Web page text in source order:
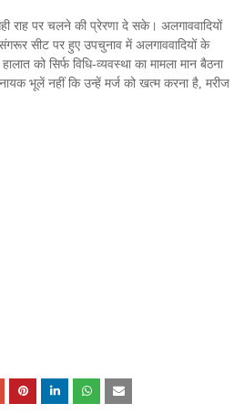
राह पर चलने की प्रेरणा दे सके। अलगाववादियों
सीट पर हुए उपचुनाव में अलगाववादियों के
को सिर्फ विधि-व्यवस्था का मामला मान बैठना
भूलें नहीं कि उन्हें मर्ज को खत्म करना है, मरीज